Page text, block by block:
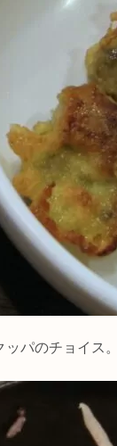
パのチョイス